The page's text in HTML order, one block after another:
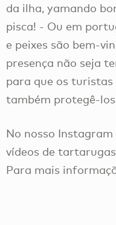
da ilha, yamando
pisca! - Ou em
e peixes são bem-
presença não seja
para que os
também protegê-
No nosso Instagram
vídeos de
Para mais